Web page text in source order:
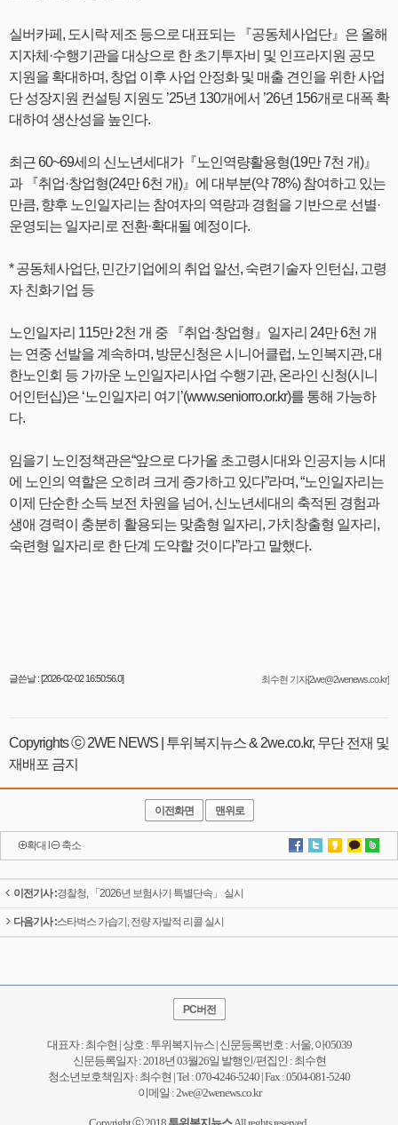
실버카페, 도시락 제조 등으로 대표되는 『공동체사업단』은 올해
지자체·수행기관을 대상으로 한 초기투자비 및 인프라지원 공모
지원을 확대하며, 창업 이후 사업 안정화 및 매출 견인을 위한 사업
단 성장지원 컨설팅 지원도 ’25년 130개에서 ’26년 156개로 대폭 확
대하여 생산성을 높인다.
최근 60~69세의 신노년세대가『노인역량활용형(19만 7천 개)』
과 『취업·창업형(24만 6천 개)』에 대부분(약 78%) 참여하고 있는
만큼, 향후 노인일자리는 참여자의 역량과 경험을 기반으로 선별·
운영되는 일자리로 전환·확대될 예정이다.
* 공동체사업단, 민간기업에의 취업 알선, 숙련기술자 인턴십, 고령
자 친화기업 등
노인일자리 115만 2천 개 중 『취업·창업형』일자리 24만 6천 개
는 연중 선발을 계속하며, 방문신청은 시니어클럽, 노인복지관, 대
한노인회 등 가까운 노인일자리사업 수행기관, 온라인 신청(시니
어인턴십)은 ‘노인일자리 여기’(www.seniorro.or.kr)를 통해 가능하
다.
임을기 노인정책관은“앞으로 다가올 초고령시대와 인공지능 시대
에 노인의 역할은 오히려 크게 증가하고 있다”라며, “노인일자리는
이제 단순한 소득 보전 차원을 넘어, 신노년세대의 축적된 경험과
생애 경력이 충분히 활용되는 맞춤형 일자리, 가치창출형 일자리,
숙련형 일자리로 한 단계 도약할 것이다”라고 말했다.
글쓴날 : [2026-02-02 16:50:56.0] 최수현 기자[2we@2wenews.co.kr]
Copyrights ⓒ 2WE NEWS | 투위복지뉴스 & 2we.co.kr, 무단 전재 및
재배포 금지
이전화면 맨위로
확대 축소
이전기사 :경찰청, 「2026년 보험사기 특별단속」 실시
다음기사 :스타벅스 가습기, 전량 자발적 리콜 실시
PC버전
대표자 : 최수현 | 상호 : 투위복지뉴스 | 신문등록번호 : 서울, 아05039
신문등록일자 : 2018년 03월26일 발행인/편집인 : 최수현
청소년보호책임자 : 최수현 | Tel : 070-4246-5240 | Fax : 0504-081-5240
이메일 : 2we@2wenews.co.kr